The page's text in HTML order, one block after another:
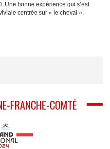
Une bonne expérience qui s’est
centrée sur « le cheval ».
FRANCHE-COMTÉ